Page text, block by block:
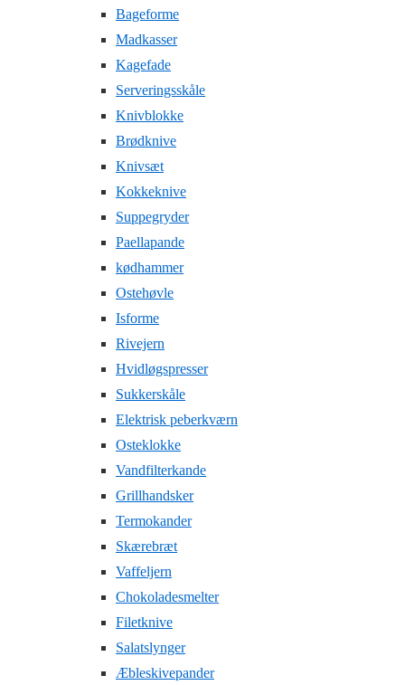
Bageforme
Madkasser
Kagefade
Serveringsskåle
Knivblokke
Brødknive
Knivsæt
Kokkeknive
Suppegryder
Paellapande
kødhammer
Ostehøvle
Isforme
Rivejern
Hvidløgspresser
Sukkerskåle
Elektrisk peberkværn
Osteklokke
Vandfilterkande
Grillhandsker
Termokander
Skærebræt
Vaffeljern
Chokoladesmelter
Filetknive
Salatslynger
Æbleskivepander